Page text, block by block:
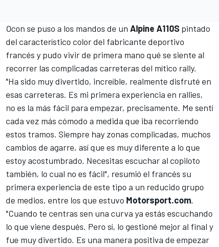
Ocon se puso a los mandos de un Alpine A110S pintado
del característico color del fabricante deportivo
francés y pudo vivir de primera mano qué se siente al
recorrer las complicadas carreteras del mítico rally.
"Ha sido muy divertido, increíble, realmente disfruté en
esas carreteras. Es mi primera experiencia en rallies,
no es la más fácil para empezar, precisamente. Me sentí
cada vez más cómodo a medida que iba recorriendo
estos tramos. Siempre hay zonas complicadas, muchos
cambios de agarre, así que es muy diferente a lo que
estoy acostumbrado. Necesitas escuchar al copiloto
también, lo cual no es fácil", resumió el francés su
primera experiencia de este tipo a un reducido grupo
de medios, entre los que estuvo Motorsport.com.
"Cuando te centras sen una curva ya estás escuchando
lo que viene después. Pero sí, lo gestioné mejor al final y
fue muy divertido. Es una manera positiva de empezar